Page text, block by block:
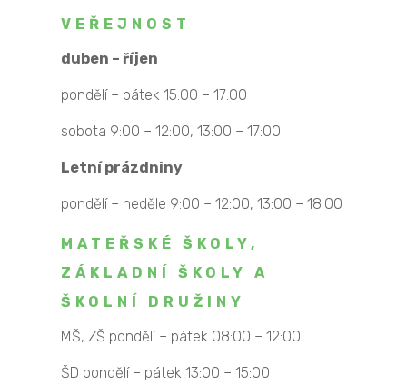
VEŘEJNOST
duben – říjen
pondělí – pátek 15:00 – 17:00
sobota 9:00 – 12:00, 13:00 – 17:00
Letní prázdniny
pondělí – neděle 9:00 – 12:00, 13:00 – 18:00
MATEŘSKÉ ŠKOLY,
ZÁKLADNÍ ŠKOLY A
ŠKOLNÍ DRUŽINY
MŠ, ZŠ pondělí – pátek 08:00 – 12:00
ŠD pondělí – pátek 13:00 – 15:00